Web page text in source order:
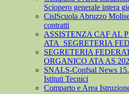
Sciopero generale intera
CislScuola Abruzzo
contratti
ASSISTENZA CAF AL
ATA_SEGRETERIA
SEGRETERIA
ORGANICO ATA AS
SNALS-Confsal News
Istituti Tecnici
Comparto e Area